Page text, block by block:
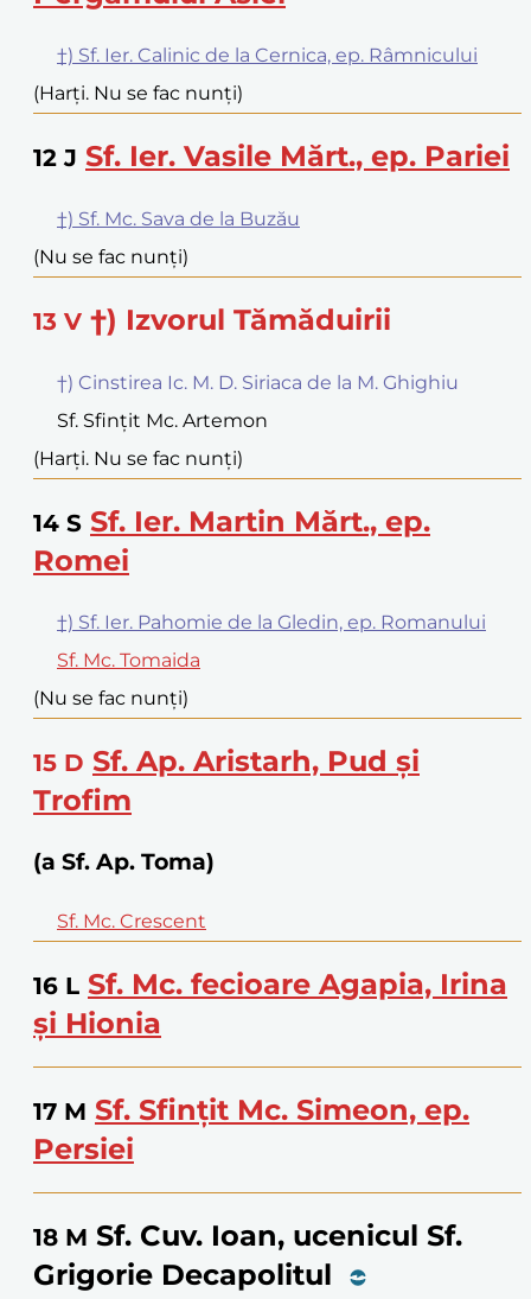
†) Sf. Ier. Calinic de la Cernica, ep. Râmnicului
(Harți. Nu se fac nunți)
12 J Sf. Ier. Vasile Mărt., ep. Pariei
†) Sf. Mc. Sava de la Buzău
(Nu se fac nunți)
13 V †) Izvorul Tămăduirii
†) Cinstirea Ic. M. D. Siriaca de la M. Ghighiu
Sf. Sfințit Mc. Artemon
(Harți. Nu se fac nunți)
14 S Sf. Ier. Martin Mărt., ep.
Romei
†) Sf. Ier. Pahomie de la Gledin, ep. Romanului
Sf. Mc. Tomaida
(Nu se fac nunți)
15 D Sf. Ap. Aristarh, Pud și
Trofim
(a Sf. Ap. Toma)
Sf. Mc. Crescent
16 L Sf. Mc. fecioare Agapia, Irina
și Hionia
17 M Sf. Sfințit Mc. Simeon, ep.
Persiei
18 M Sf. Cuv. Ioan, ucenicul Sf.
Grigorie Decapolitul